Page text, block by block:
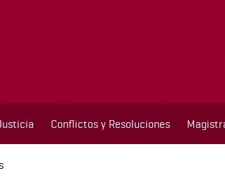
Conflictos y Resoluciones